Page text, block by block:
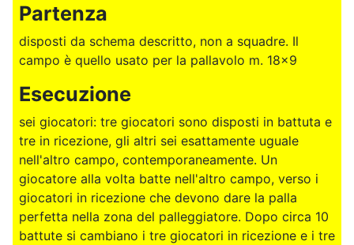
Partenza
disposti da schema descritto, non a squadre. Il
campo è quello usato per la pallavolo m. 18x9
Esecuzione
sei giocatori: tre giocatori sono disposti in battuta e
tre in ricezione, gli altri sei esattamente uguale
nell'altro campo, contemporaneamente. Un
giocatore alla volta batte nell'altro campo, verso i
giocatori in ricezione che devono dare la palla
perfetta nella zona del palleggiatore. Dopo circa 10
battute si cambiano i tre giocatori in ricezione e i tre